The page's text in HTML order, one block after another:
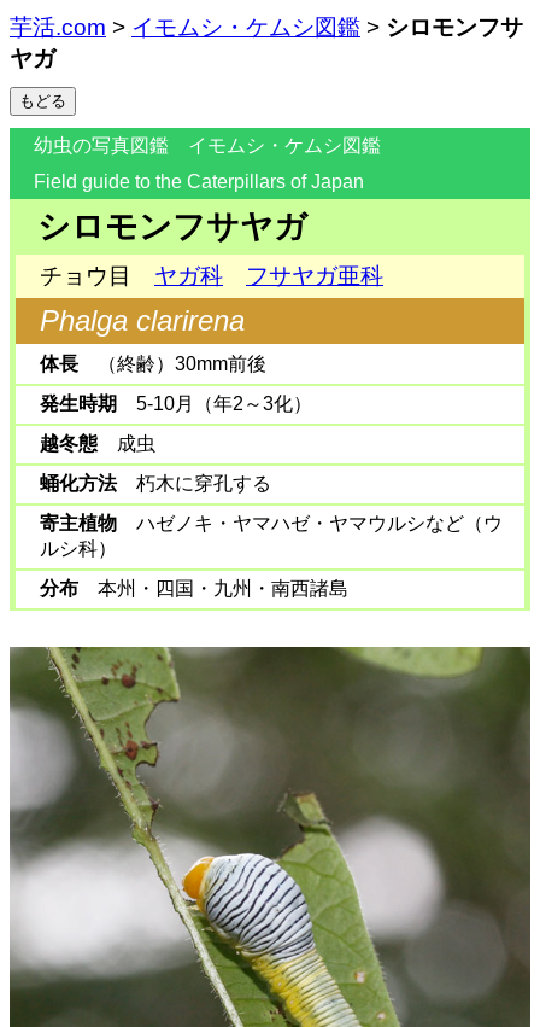
芋活.com > イモムシ・ケムシ図鑑 > シロモンフサ
ヤガ
幼虫の写真図鑑 イモムシ・ケムシ図鑑
Field guide to the Caterpillars of Japan
シロモンフサヤガ
チョウ目 ヤガ科 フサヤガ亜科
Phalga clarirena
体長 （終齢）30mm前後
発生時期
5-10月（年2～3化）
越冬態 成虫
蛹化方法朽木に穿孔する
寄主植物 ハゼノキ・ヤマハゼ・ヤマウルシなど（ウ
ルシ科）
分布 本州・四国・九州・南西諸島